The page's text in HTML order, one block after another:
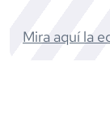
Mira aquí la